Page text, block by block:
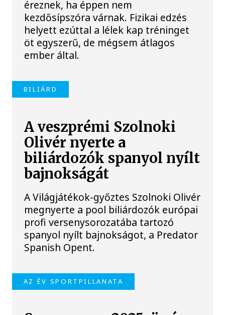
éreznek, ha éppen nem
kezdősípszóra várnak. Fizikai edzés
helyett ezúttal a lélek kap tréninget
öt egyszerű, de mégsem átlagos
ember által.
BILIÁRD
A veszprémi Szolnoki
Olivér nyerte a
biliárdozók spanyol nyílt
bajnokságát
A Világjátékok-győztes Szolnoki Olivér
megnyerte a pool biliárdozók európai
profi versenysorozatába tartozó
spanyol nyílt bajnokságot, a Predator
Spanish Opent.
AZ ÉV SPORTPILLANATA